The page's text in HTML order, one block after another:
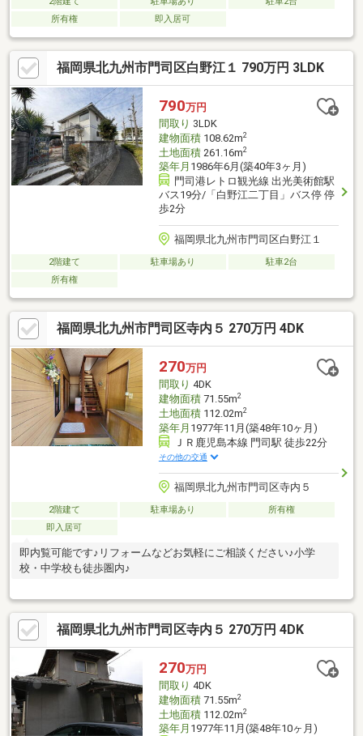
所有権
即入居可
福岡県北九州市門司区白野江１ 790万円 3LDK
790万円
間取り 3LDK
建物面積108.62m2
土地面積261.16m2
築年月 1986年6月(築40年3ヶ月)
門司港レトロ観光線 出光美術館駅
バス19分/「白野江二丁目」バス停 停
歩2分
福岡県北九州市門司区白野江１
2階建て 駐車場あり
駐車2台
所有権
福岡県北九州市門司区寺内５ 270万円 4DK
270万円
間取り 4DK
建物面積71.55m2
土地面積112.02m2
築年月 1977年11月(築48年10ヶ月)
ＪＲ鹿児島本線 門司駅 徒歩22分
その他の交通
福岡県北九州市門司区寺内５
2階建て 駐車場あり
所有権
即入居可
即内覧可能です♪リフォームなどお気軽にご相談ください♪小学
校・中学校も徒歩圏内♪
福岡県北九州市門司区寺内５ 270万円 4DK
270万円
間取り 4DK
建物面積71.55m2
土地面積112.02m2
築年月 1977年11月(築48年10ヶ月)